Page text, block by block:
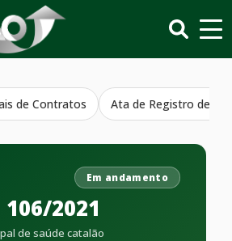
de Contratos Ata de Registro de
Em andamento
2021
de saúde catalão